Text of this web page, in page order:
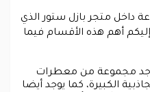
داخل متجر بازل ستور الذي
أهم هذه الأقسام فيما
مجموعة من معطرات
الكبيرة، كما يوجد أيضا